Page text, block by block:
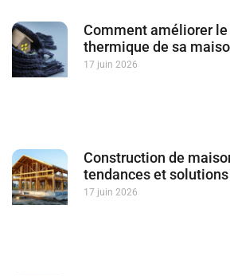
Comment améliorer
thermique de sa
17 juin 2026
Construction de
tendances et
17 juin 2026